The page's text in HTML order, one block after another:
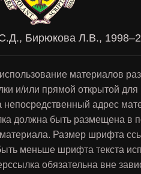
Бирюкова Л.В.,
материалов
и/или прямой открытой
непосредственный адрес
должна быть размещена в
Размер шрифта
меньше шрифта текста
обязательна вне